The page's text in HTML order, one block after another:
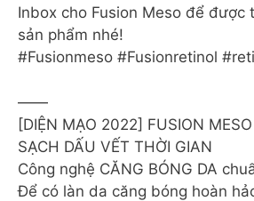
Inbox cho Fusion Meso để được
sản phẩm nhé!
#Fusionmeso #Fusionretinol
——
[DIỆN MẠO 2022] FUSION
SẠCH DẤU VẾT THỜI GIAN
Công nghệ CĂNG BÓNG DA
Để có làn da căng bóng hoàn